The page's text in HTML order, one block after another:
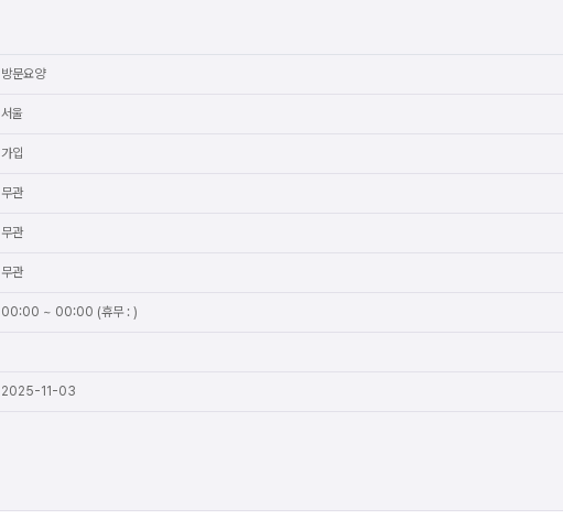
방문요양
서울
가입
무관
무관
무관
00:00 ~ 00:00 (휴무 : )
2025-11-03